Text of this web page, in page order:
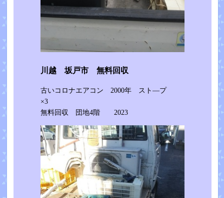
川越 坂戸市 無料回収
古いコロナエアコン 2000年 スト―プ
×3
無料回収 団地4階 2023